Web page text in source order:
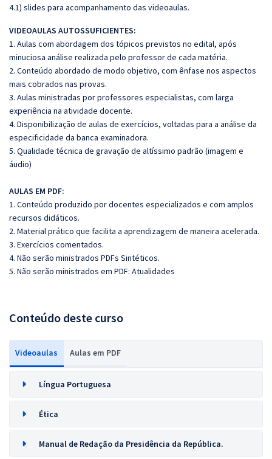
4.1) slides para acompanhamento das videoaulas.
VIDEOAULAS AUTOSSUFICIENTES:
1. Aulas com abordagem dos tópicos previstos no edital, após
minuciosa análise realizada pelo professor de cada matéria.
2. Conteúdo abordado de modo objetivo, com ênfase nos aspectos
mais cobrados nas provas.
3. Aulas ministradas por professores especialistas, com larga
experiência na atividade docente.
4. Disponibilização de aulas de exercícios, voltadas para a análise da
especificidade da banca examinadora.
5. Qualidade técnica de gravação de altíssimo padrão (imagem e
áudio)
AULAS EM PDF:
1. Conteúdo produzido por docentes especializados e com amplos
recursos didáticos.
2. Material prático que facilita a aprendizagem de maneira acelerada.
3. Exercícios comentados.
4. Não serão ministrados PDFs Sintéticos.
5. Não serão ministrados em PDF: Atualidades
Conteúdo deste curso
Videoaulas Aulas em PDF
Língua Portuguesa
Ética
Manual de Redação da Presidência da República.